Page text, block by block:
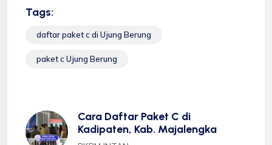
Tags:
daftar paket c di Ujung Berung
paket c Ujung Berung
Cara Daftar Paket C di
Kadipaten, Kab. Majalengka